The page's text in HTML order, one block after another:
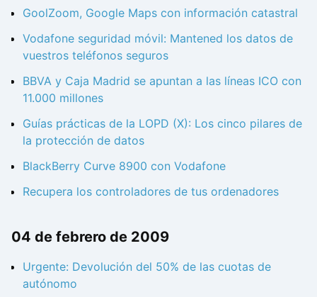
GoolZoom, Google Maps con información catastral
Vodafone seguridad móvil: Mantened los datos de
vuestros teléfonos seguros
BBVA y Caja Madrid se apuntan a las líneas ICO con
11.000 millones
Guías prácticas de la LOPD (X): Los cinco pilares de
la protección de datos
BlackBerry Curve 8900 con Vodafone
Recupera los controladores de tus ordenadores
04 de febrero de 2009
Urgente: Devolución del 50% de las cuotas de
autónomo